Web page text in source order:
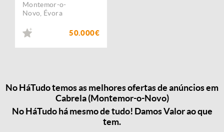
Montemor-o-
Novo Évora
50.000€
No HáTudo temos as melhores ofertas de anúncios em
Cabrela (Montemor-o-Novo)
No HáTudo há mesmo de tudo! Damos Valor ao que
tem.